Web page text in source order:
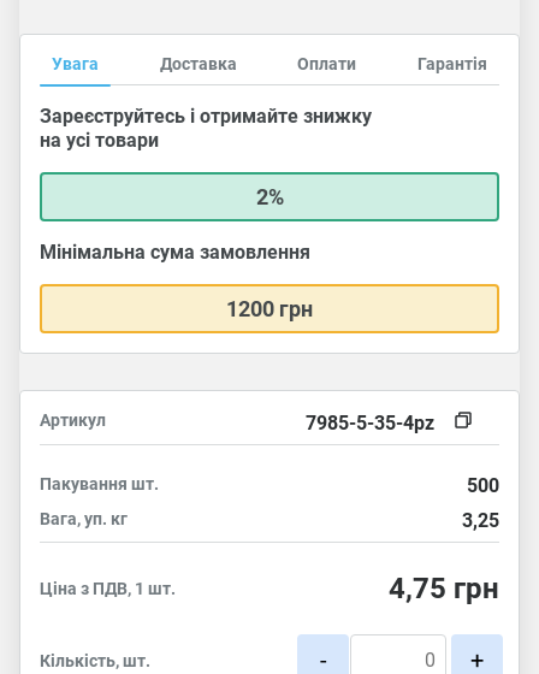
Увага Доставка Оплати Гарантія
Зареєструйтесь і отримайте знижку
на усі товари
2%
Мінімальна сума замовлення
1200 грн
Артикул 7985-5-35-4pz
Пакування шт. 500
Вага, уп. кг 3,25
Ціна з ПДВ, 1 шт. 4,75 грн
Кількість, шт. - +